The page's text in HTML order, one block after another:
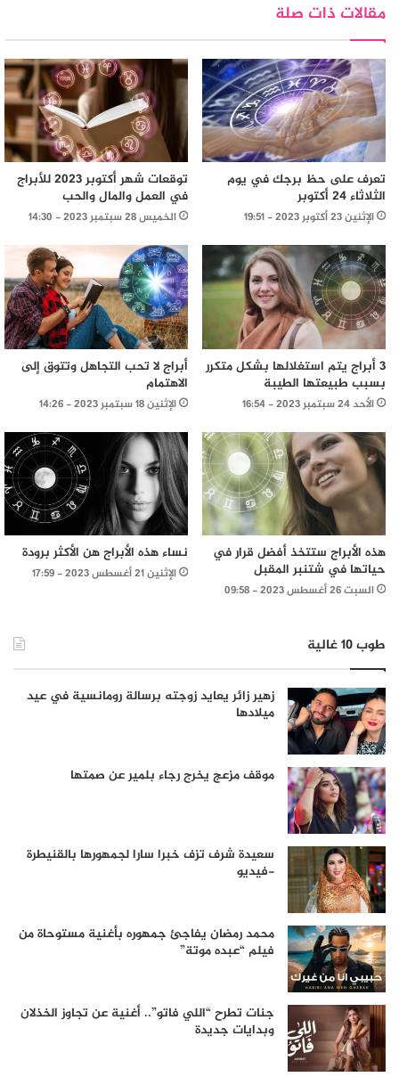
مقالات ذات صلة
تعرف على حظ برجك في يوم
الثلاثاء 24 أكتوبر
الإثنين 23 أكتوبر 2023 - 19:51
توقعات شهر أكتوبر 2023 للأبراج
في العمل والمال والحب
الخميس 28 سبتمبر 2023 - 14:30
3 أبراج يتم استغلالها بشكل متكرر
بسبب طبيعتها الطيبة
الأحد 24 سبتمبر 2023 - 16:54
أبراج لا تحب التجاهل وتتوق إلى
الاهتمام
الإثنين 18 سبتمبر 2023 - 14:26
هذه الأبراج ستتخذ أفضل قرار في
حياتها في شتنبر المقبل
السبت 26 أغسطس 2023 - 09:58
نساء هذه الأبراج هن الأكثر برودة
الإثنين 21 أغسطس 2023 - 17:59
طوب 10 غالية
زهير زائر يعايد زوجته برسالة رومانسية في عيد
ميلادها
موقف مزعج يخرج رجاء بلمير عن صمتها
سعيدة شرف تزف خبرا سارا لجمهورها بالقنيطرة
-فيديو
محمد رمضان يفاجئ جمهوره بأغنية مستوحاة من
فيلم “عبده موتة”
جنات تطرح “اللي فاتو”.. أغنية عن تجاوز الخذلان
وبدايات جديدة